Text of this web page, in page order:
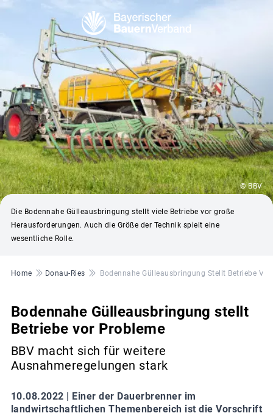
© BBV
Die Bodennahe Gülleausbringung stellt viele Betriebe vor große
Herausforderungen. Auch die Größe der Technik spielt eine
wesentliche Rolle.
Pfadnavigation
Home Donau-Ries Bodennahe Gülleausbringung Stellt Betriebe
Bodennahe Gülleausbringung stellt
Betriebe vor Probleme
BBV macht sich für weitere
Ausnahmeregelungen stark
10.08.2022 |
Einer der Dauerbrenner im
landwirtschaftlichen Themenbereich ist die Vorschrift